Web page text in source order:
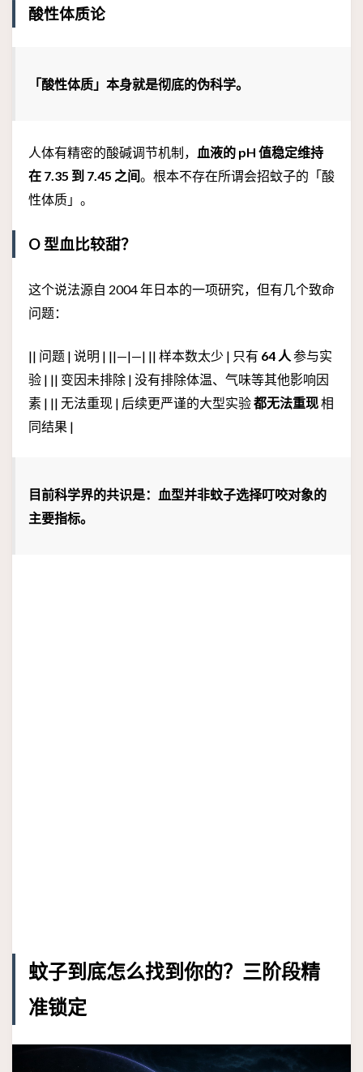
酸性体质论
「酸性体质」本身就是彻底的伪科学。
人体有精密的酸碱调节机制，
血液的 pH 值稳定维持
在 7.35 到 7.45 之间。根本不存在所谓会招蚊子的「酸
性体质」。
O 型血比较甜？
这个说法源自 2004 年日本的一项研究，但有几个致命
问题：
|| 问题 | 说明 | ||—|—| || 样本数太少 | 只有 64 人 参与实
验 | || 变因未排除 | 没有排除体温、气味等其他影响因
素 | || 无法重现 | 后续更严谨的大型实验都无法重现相
同结果 |
目前科学界的共识是：血型并非蚊子选择叮咬对象的
主要指标。
蚊子到底怎么找到你的？三阶段精
准锁定